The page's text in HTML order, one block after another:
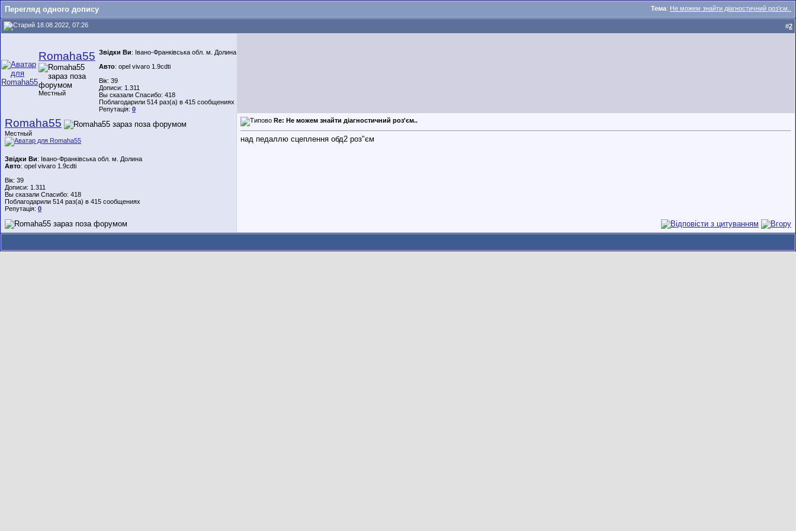
Тема: Не можем знайти діагностичний роз'єм..
Перегляд одного допису
18.08.2022, 07:26 #2
Romaha55
Местный
Звідки Ви: Івано-Франківська обл. м. Долина
Авто: opel vivaro 1.9cdti
Вік: 39
Дописи: 1.311
Вы сказали Спасибо: 418
Поблагодарили 514 раз(а) в 415 сообщениях
Репутація: 0
Romaha55
Местный
Звідки Ви: Івано-Франківська обл. м. Долина
Авто: opel vivaro 1.9cdti
Вік: 39
Дописи: 1.311
Вы сказали Спасибо: 418
Поблагодарили 514 раз(а) в 415 сообщениях
Репутація: 0
Re: Не можем знайти діагностичний роз'єм..
над педаллю сцеплення обд2 роз"єм